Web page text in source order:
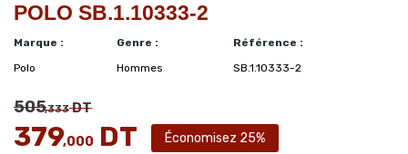
POLO SB.1.10333-2
Marque :
Polo
Genre :
Hommes
Référence :
SB.1.10333-2
505,333DT
379,000 DT Économisez 25%